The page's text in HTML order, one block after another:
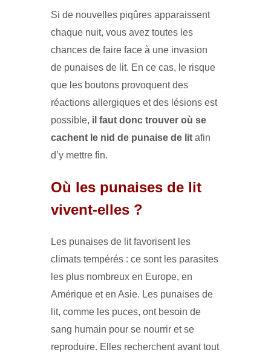
Si de nouvelles piqûres apparaissent
chaque nuit, vous avez toutes les
chances de faire face à une invasion
de punaises de lit. En ce cas, le risque
que les boutons provoquent des
réactions allergiques et des lésions est
possible, il faut donc trouver où se
cachent le nid de punaise de lit afin
d’y mettre fin.
Où les punaises de lit
vivent-elles ?
Les punaises de lit favorisent les
climats tempérés : ce sont les parasites
les plus nombreux en Europe, en
Amérique et en Asie. Les punaises de
lit, comme les puces, ont besoin de
sang humain pour se nourrir et se
reproduire. Elles recherchent avant tout